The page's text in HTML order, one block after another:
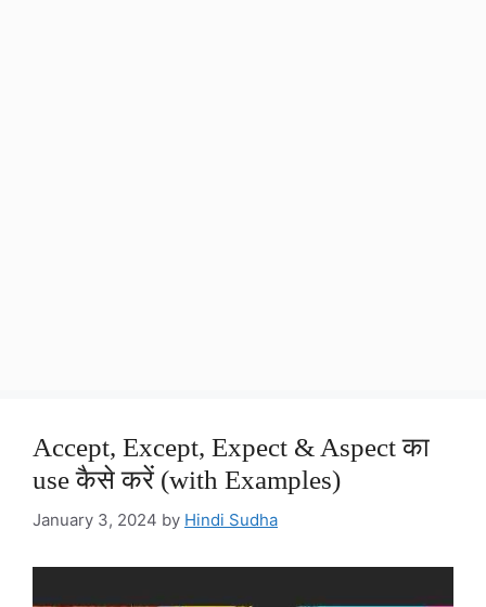
Accept, Except, Expect & Aspect का
use कैसे करें (with Examples)
January 3, 2024 by Hindi Sudha